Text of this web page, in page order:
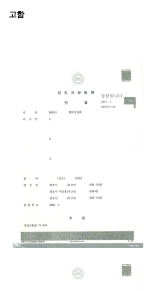
고함